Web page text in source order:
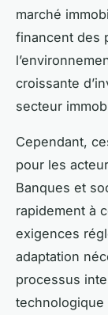
marché
financent des
croissante
secteur
Cependant,
pour les
Banques et
rapidement à
exigences
adaptation
processus